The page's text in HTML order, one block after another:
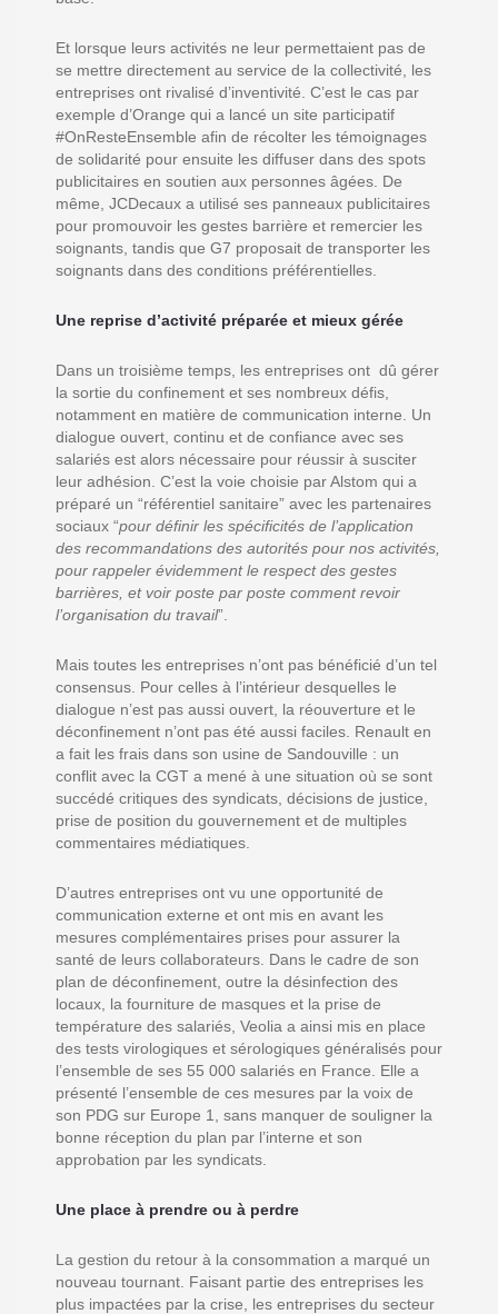
Et lorsque leurs activités ne leur permettaient pas de
se mettre directement au service de la collectivité, les
entreprises ont rivalisé d’inventivité. C’est le cas par
exemple d’Orange qui a lancé un site participatif
#OnResteEnsemble afin de récolter les témoignages
de solidarité pour ensuite les diffuser dans des spots
publicitaires en soutien aux personnes âgées. De
même, JCDecaux a utilisé ses panneaux publicitaires
pour promouvoir les gestes barrière et remercier les
soignants, tandis que G7 proposait de transporter les
soignants dans des conditions préférentielles.
Une reprise d’activité préparée et mieux gérée
Dans un troisième temps, les entreprises ont dû gérer
la sortie du confinement et ses nombreux défis,
notamment en matière de communication interne. Un
dialogue ouvert, continu et de confiance avec ses
salariés est alors nécessaire pour réussir à susciter
leur adhésion. C’est la voie choisie par Alstom qui a
préparé un “référentiel sanitaire” avec les partenaires
sociaux “pour définir les spécificités de l’application
des recommandations des autorités pour nos activités,
pour rappeler évidemment le respect des gestes
barrières, et voir poste par poste comment revoir
l’organisation du travail”.
Mais toutes les entreprises n’ont pas bénéficié d’un tel
consensus. Pour celles à l’intérieur desquelles le
dialogue n’est pas aussi ouvert, la réouverture et le
déconfinement n’ont pas été aussi faciles. Renault en
a fait les frais dans son usine de Sandouville : un
conflit avec la CGT a mené à une situation où se sont
succédé critiques des syndicats, décisions de justice,
prise de position du gouvernement et de multiples
commentaires médiatiques.
D’autres entreprises ont vu une opportunité de
communication externe et ont mis en avant les
mesures complémentaires prises pour assurer la
santé de leurs collaborateurs. Dans le cadre de son
plan de déconfinement, outre la désinfection des
locaux, la fourniture de masques et la prise de
température des salariés, Veolia a ainsi mis en place
des tests virologiques et sérologiques généralisés pour
l’ensemble de ses 55 000 salariés en France. Elle a
présenté l’ensemble de ces mesures par la voix de
son PDG sur Europe 1, sans manquer de souligner la
bonne réception du plan par l’interne et son
approbation par les syndicats.
Une place à prendre ou à perdre
La gestion du retour à la consommation a marqué un
nouveau tournant. Faisant partie des entreprises les
plus impactées par la crise, les entreprises du secteur